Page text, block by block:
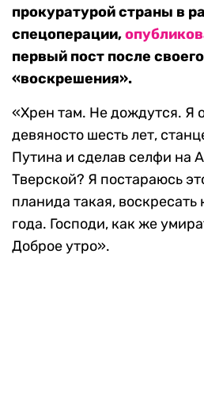
прокуратурой страны в
спецоперации,
первый пост после
«воскрешения».
«Хрен там. Не дождутся. Я
девяносто шесть лет,
Путина и сделав селфи на
Тверской? Я постараюсь
планида такая,
года. Господи, как же
Доброе утро».